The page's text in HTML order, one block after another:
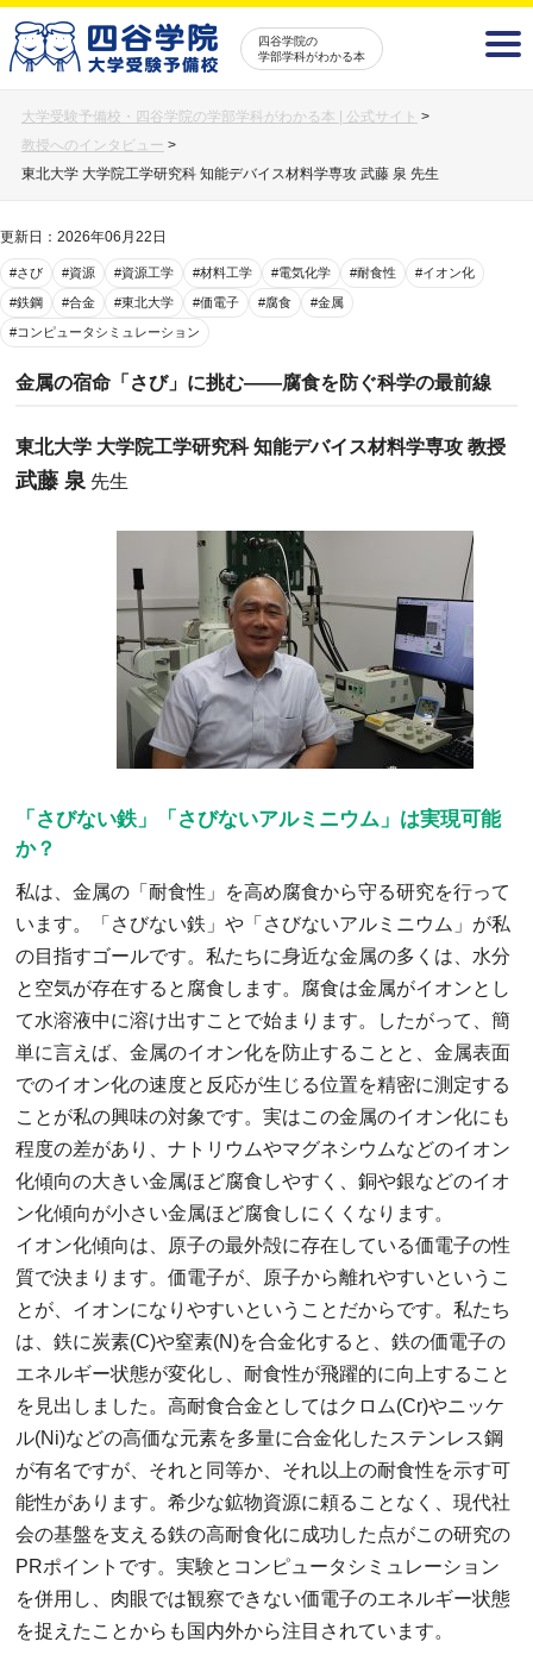
四谷学院の
学部学科がわかる本
大学受験予備校・四谷学院の学部学科がわかる本 | 公式サイト >
教授へのインタビュー >
東北大学 大学院工学研究科 知能デバイス材料学専攻 武藤 泉 先生
更新日：2026年06月22日
#さび #資源 #資源工学 #材料工学 #電気化学 #耐食性 #イオン化
#鉄鋼 #合金 #東北大学 #価電子 #腐食 #金属
#コンピュータシミュレーション
金属の宿命「さび」に挑む――腐食を防ぐ科学の最前線
東北大学 大学院工学研究科 知能デバイス材料学専攻 教授
武藤 泉 先生
「さびない鉄」「さびないアルミニウム」は実現可能
か？
私は、金属の「耐食性」を高め腐食から守る研究を行って
います。「さびない鉄」や「さびないアルミニウム」が私
の目指すゴールです。私たちに身近な金属の多くは、水分
と空気が存在すると腐食します。腐食は金属がイオンとし
て水溶液中に溶け出すことで始まります。したがって、簡
単に言えば、金属のイオン化を防止することと、金属表面
でのイオン化の速度と反応が生じる位置を精密に測定する
ことが私の興味の対象です。実はこの金属のイオン化にも
程度の差があり、ナトリウムやマグネシウムなどのイオン
化傾向の大きい金属ほど腐食しやすく、銅や銀などのイオ
ン化傾向が小さい金属ほど腐食しにくくなります。
イオン化傾向は、原子の最外殻に存在している価電子の性
質で決まります。価電子が、原子から離れやすいというこ
とが、イオンになりやすいということだからです。私たち
は、鉄に炭素(C)や窒素(N)を合金化すると、鉄の価電子の
エネルギー状態が変化し、耐食性が飛躍的に向上すること
を見出しました。高耐食合金としてはクロム(Cr)やニッケ
ル(Ni)などの高価な元素を多量に合金化したステンレス鋼
が有名ですが、それと同等か、それ以上の耐食性を示す可
能性があります。希少な鉱物資源に頼ることなく、現代社
会の基盤を支える鉄の高耐食化に成功した点がこの研究の
PRポイントです。実験とコンピュータシミュレーション
を併用し、肉眼では観察できない価電子のエネルギー状態
を捉えたことからも国内外から注目されています。